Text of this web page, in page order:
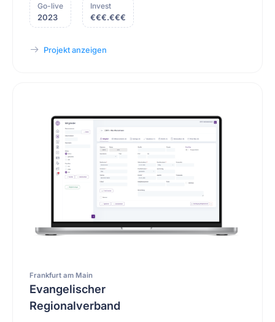
Go-live
2023
Invest
€€€.€€€
Projekt anzeigen
Frankfurt am Main
Evangelischer
Regionalverband